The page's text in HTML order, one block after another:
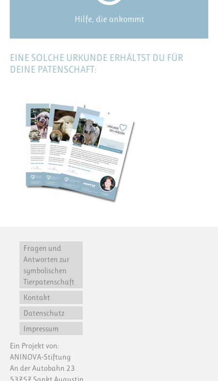
Hilfe, die ankommt
EINE SOLCHE URKUNDE ERHÄLTST DU FÜR
DEINE PATENSCHAFT:
Fragen und
Antworten zur
symbolischen
Tierpatenschaft
Kontakt
Datenschutz
Impressum
Ein Projekt von:
ANINOVA-Stiftung
An der Autobahn 23